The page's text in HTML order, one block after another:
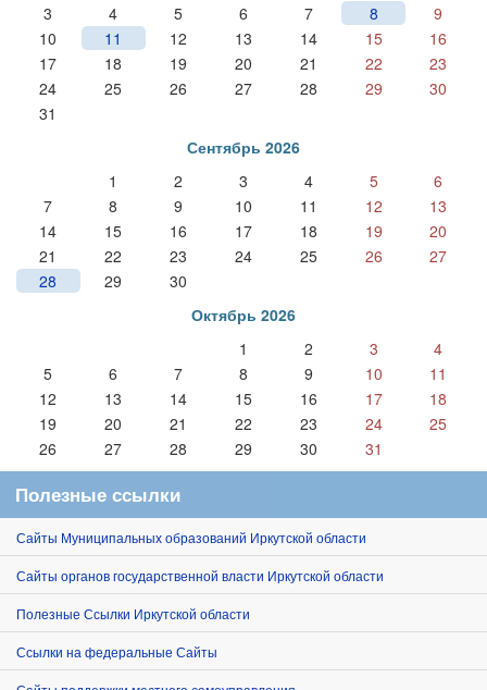
3
4 5 6 7 8
9
10
11 12 13 14 15
16
17
18 19 20 21 22
23
24
25 26 27 28 29
30
31
Сентябрь 2026
1
2 3 4 5
6
7
8 9 10 11 12
13
14
15 16 17 18 19
20
21
22 23 24 25 26
27
28
29
30
Октябрь 2026
1
2 3
4
5
6 7 8 9 10
11
12
13 14 15 16 17
18
19
20 21 22 23 24
25
26
27 28 29 30 31
Полезные ссылки
Сайты Муниципальных образований Иркутской области
Сайты органов государственной власти Иркутской области
Полезные Ссылки Иркутской области
Ссылки на федеральные Сайты